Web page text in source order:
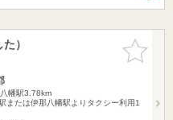
お気に入
りに追加
）
幡駅3.78km
または伊那八幡駅よりタクシー利用1